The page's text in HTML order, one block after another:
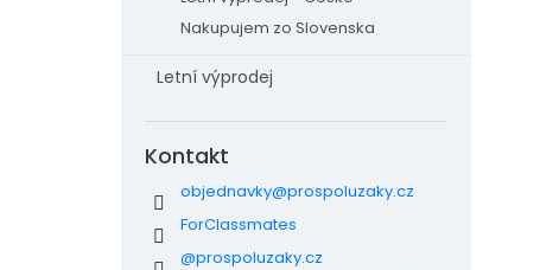
Nakupujem zo Slovenska
Letní výprodej
Kontakt
objednavky@prospoluzaky.cz
ForClassmates
@prospoluzaky.cz